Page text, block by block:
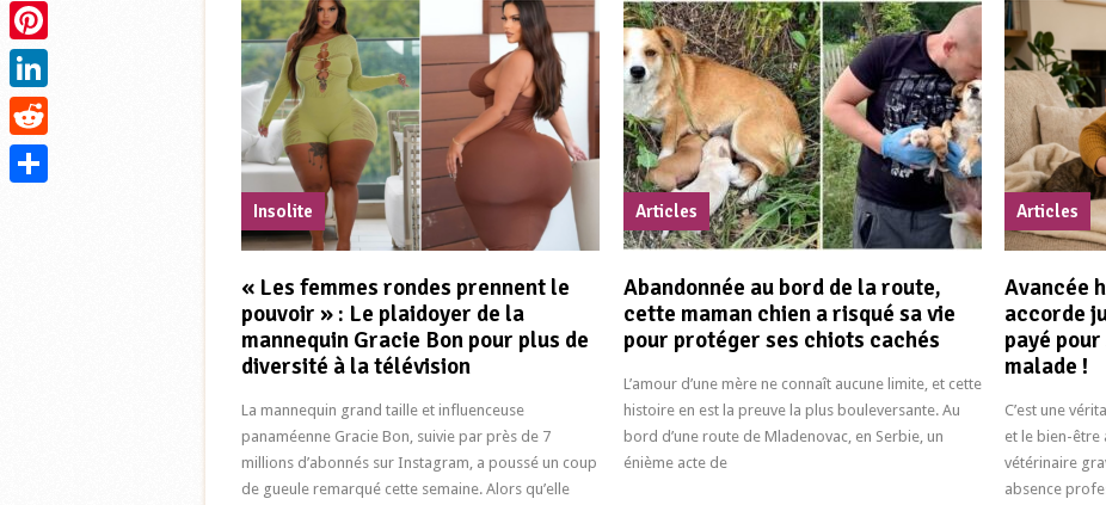
insolite
« Les femmes rondes prennent le
pouvoir » : Le plaidoyer de la
mannequin Gracie Bon pour plus de
diversité à la télévision
La mannequin grand taille et influenceuse
panaméenne Gracie Bon, suivie par près de 7
millions d’abonnés sur Instagram, a poussé un coup
de gueule remarqué cette semaine. Alors qu’elle
Articles
Abandonnée au bord de la route,
cette maman chien a risqué sa vie
pour protéger ses chiots cachés
L’amour d’une mère ne connaît aucune limite, et cette
histoire en est la preuve la plus bouleversante. Au
bord d’une route de Mladenovac, en Serbie, un
énième acte de
Articles
Avancée
accorde
payé
malade !
C’est une
et le bien-être
vétérinaire
absence
Twitter
Pinterest
LinkedIn
Reddit